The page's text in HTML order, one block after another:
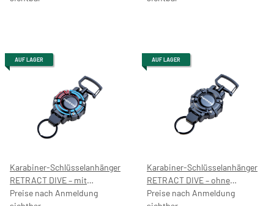
AUF LAGER
Karabiner-Schlüsselanhänger
RETRACT DIVE – mit
Preisaufdruck 9,99 €
Preise nach Anmeldung
AUF LAGER
Karabiner-Schlüsselanhänger
RETRACT DIVE – ohne
Preisaufdruck
Preise nach Anmeldung